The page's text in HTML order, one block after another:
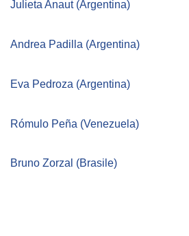
Julieta Anaut (Argentina)
Andrea Padilla (Argentina)
Eva Pedroza (Argentina)
Rómulo Peña (Venezuela)
Bruno Zorzal (Brasile)